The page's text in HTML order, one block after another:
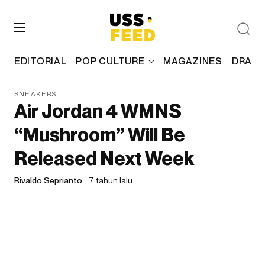
EDITORIAL POP CULTURE MAGAZINES
SNEAKERS
Air Jordan 4 WMNS
“Mushroom” Will Be
Released Next Week
Rivaldo Seprianto 7 tahun lalu